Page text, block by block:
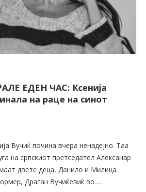
ЕДЕН ЧАС: Ксенија
на раце на синот
Вучиќ почина вчера ненадејно. Таа
на српскиот претседател Алексанар
двете деца, Данило и Милица.
Драган Вучиќевиќ во …